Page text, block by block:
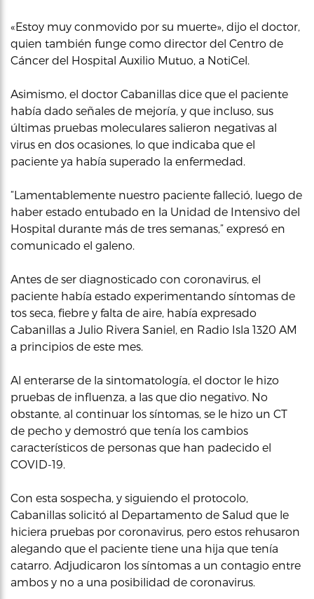
«Estoy muy conmovido por su muerte», dijo el doctor,
quien también funge como director del Centro de
Cáncer del Hospital Auxilio Mutuo, a NotiCel.
Asimismo, el doctor Cabanillas dice que el paciente
había dado señales de mejoría, y que incluso, sus
últimas pruebas moleculares salieron negativas al
virus en dos ocasiones, lo que indicaba que el
paciente ya había superado la enfermedad.
“Lamentablemente nuestro paciente falleció, luego de
haber estado entubado en la Unidad de Intensivo del
Hospital durante más de tres semanas,” expresó en
comunicado el galeno.
Antes de ser diagnosticado con coronavirus, el
paciente había estado experimentando síntomas de
tos seca, fiebre y falta de aire, había expresado
Cabanillas a Julio Rivera Saniel, en Radio Isla 1320 AM
a principios de este mes.
Al enterarse de la sintomatología, el doctor le hizo
pruebas de influenza, a las que dio negativo. No
obstante, al continuar los síntomas, se le hizo un CT
de pecho y demostró que tenía los cambios
característicos de personas que han padecido el
COVID-19.
Con esta sospecha, y siguiendo el protocolo,
Cabanillas solicitó al Departamento de Salud que le
hiciera pruebas por coronavirus, pero estos rehusaron
alegando que el paciente tiene una hija que tenía
catarro. Adjudicaron los síntomas a un contagio entre
ambos y no a una posibilidad de coronavirus.